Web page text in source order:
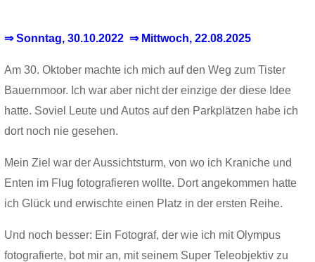
⇒Sonntag, 30.10.2022 ⇒ Mittwoch, 22.08.2025
Am 30. Oktober machte ich mich auf den Weg zum Tister
Bauernmoor. Ich war aber nicht der einzige der diese Idee
hatte. Soviel Leute und Autos auf den Parkplätzen habe ich
dort noch nie gesehen.
Mein Ziel war der Aussichtsturm, von wo ich Kraniche und
Enten im Flug fotografieren wollte. Dort angekommen hatte
ich Glück und erwischte einen Platz in der ersten Reihe.
Und noch besser: Ein Fotograf, der wie ich mit Olympus
fotografierte, bot mir an, mit seinem Super Teleobjektiv zu